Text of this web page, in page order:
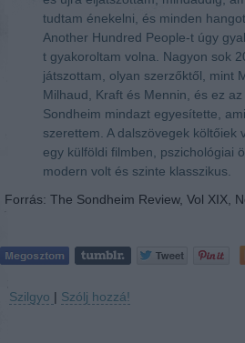
tudtam énekelni, és minden
Another Hundred People-t úgy
t gyakoroltam volna. Nagyon sok
játszottam, olyan szerzőktől, mint
Milhaud, Kraft és Mennin, és ez
Sondheim mindazt egyesítette,
szerettem. A dalszövegek költőiek
egy külföldi filmben, pszichológiai
modern volt és szinte klasszikus.
Forrás: The Sondheim Review, Vol XIX,
Szilgyo | Szólj hozzá!